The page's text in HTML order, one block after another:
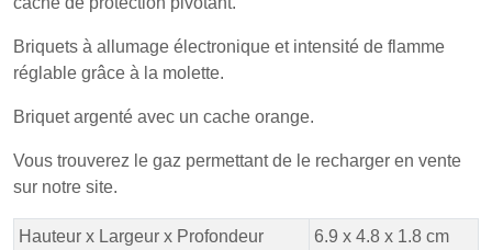
Briquets à allumage électronique et intensité de flamme
réglable grâce à la molette.
Briquet argenté avec un cache orange.
Vous trouverez le gaz permettant de le recharger en vente
sur notre site.
Hauteur x Largeur x Profondeur
6.9 x 4.8 x 1.8 cm